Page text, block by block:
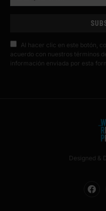
Al hacer clic en este botón,
acuerdo con nuestros términos
información enviada por esta
Designed &